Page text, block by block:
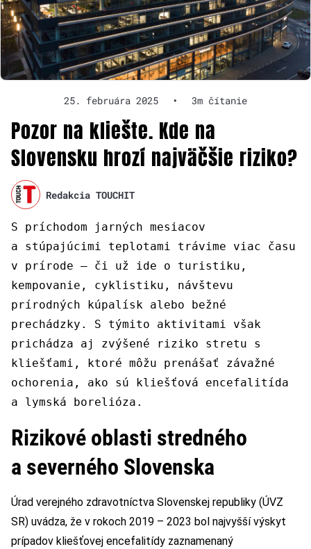
25. februára 2025 • 3m čítanie
Pozor na kliešte. Kde na
Slovensku hrozí najväčšie riziko?
Redakcia TOUCHIT
S príchodom jarných mesiacov
a stúpajúcimi teplotami trávime viac času
v prírode – či už ide o turistiku,
kempovanie, cyklistiku, návštevu
prírodných kúpalísk alebo bežné
prechádzky. S týmito aktivitami však
prichádza aj zvýšené riziko stretu s
kliešťami, ktoré môžu prenášať závažné
ochorenia, ako sú kliešťová encefalitída
a lymská borelióza.
Rizikové oblasti stredného
a severného Slovenska
Úrad verejného zdravotníctva Slovenskej republiky (ÚVZ
SR) uvádza, že v rokoch 2019 – 2023 bol najvyšší výskyt
prípadov kliešťovej encefalitídy zaznamenaný